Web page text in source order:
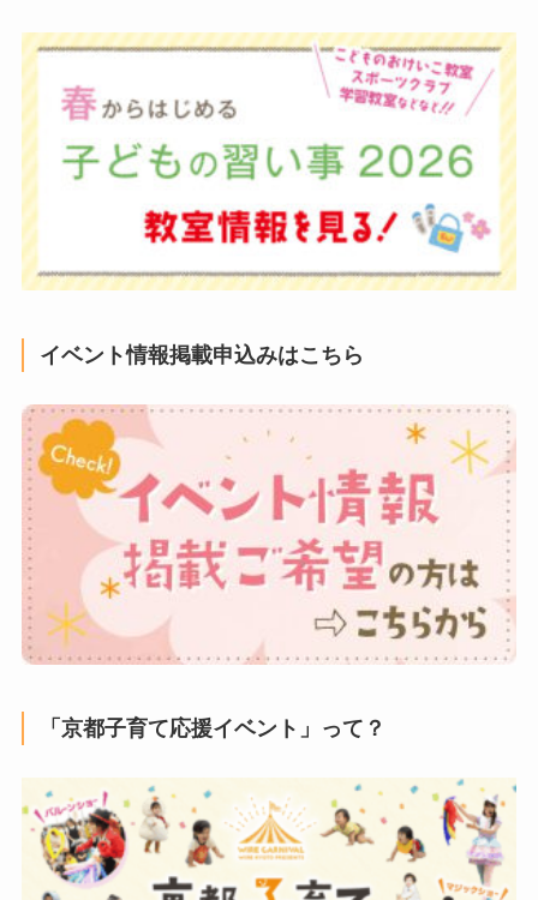
イベント情報掲載申込みはこちら
「京都子育て応援イベント」って？